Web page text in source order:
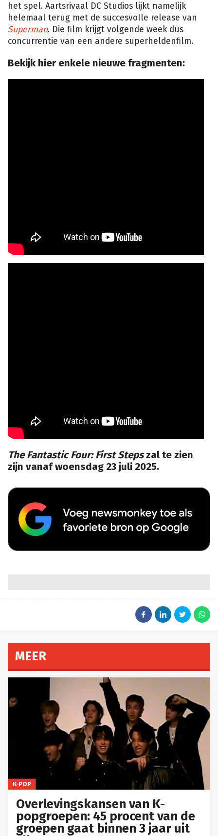
het spel. Aartsrivaal DC Studios lijkt namelijk
helemaal terug met de succesvolle release van
Superman. Die film krijgt volgende week dus
concurrentie van een andere superheldenfilm.
Bekijk hier enkele nieuwe fragmenten:
The Fantastic Four: First Stepszal te zien
zijn vanaf woensdag 23 juli 2025.
MEER
K-POP
Overlevingskansen van K-
popgroepen: 45 procent van de
groepen gaat binnen 3 jaar uit